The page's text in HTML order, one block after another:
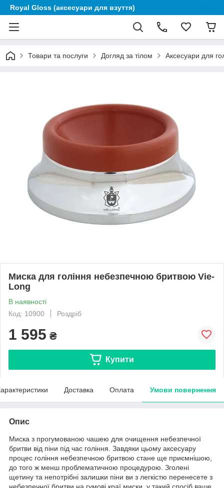
Royal Gloss (аксесуари для взуття)
Товари та послуги Догляд за тілом Аксесуари для
Миска для гоління небезпечною бритвою Vie-
Long
В наявності
Код: 10900
Роздріб
1 595 ₴
Купити
Доставка Оплата Умови повернення
Опис
Миска з прогумованою чашею для очищення небезпечної
бритви від піни під час гоління. Завдяки цьому аксесуару
процес гоління небезпечною бритвою стане ще приємнішою,
до того ж менш проблематичною процедурою. Зголені
щетину та непотрібні залишки піни ви з легкістю перенесете з
небезпечної бритви на гумові краї миски, у такий спосіб ваше